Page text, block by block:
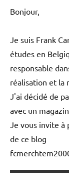
Bonjour,
Je suis Frank
études en
responsable
réalisation et la
J'ai décidé de
avec un
Je vous invite
de ce blog